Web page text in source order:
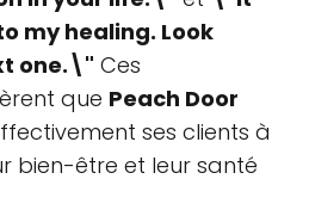
my healing. Look
one.\" Ces
que Peach Door
ses clients à
bien-être et leur santé